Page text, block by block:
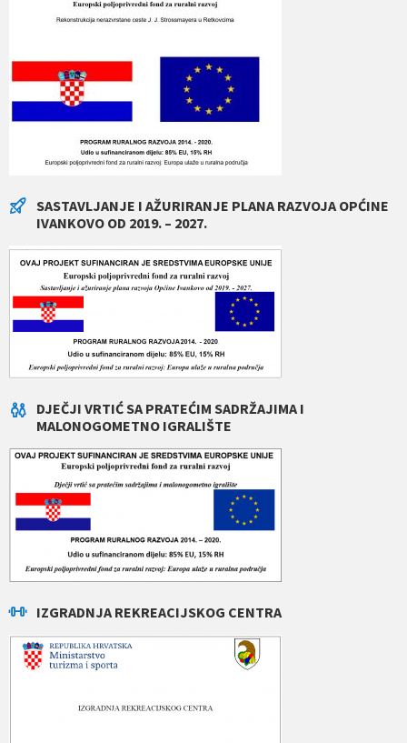
SASTAVLJANJE I AŽURIRANJE PLANA RAZVOJA OPĆINE
IVANKOVO OD 2019. – 2027.
DJEČJI VRTIĆ SA PRATEĆIM SADRŽAJIMA I
MALONOGOMETNO IGRALIŠTE
IZGRADNJA REKREACIJSKOG CENTRA